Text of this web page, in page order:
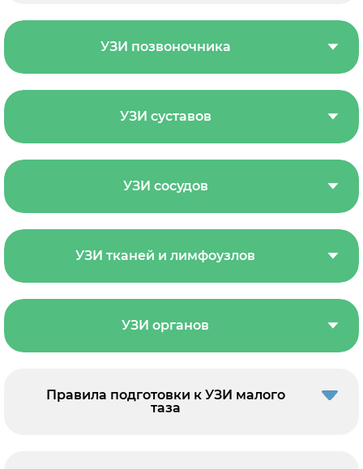
УЗИ позвоночника
УЗИ суставов
УЗИ сосудов
УЗИ тканей и лимфоузлов
УЗИ органов
Правила подготовки к УЗИ малого
таза